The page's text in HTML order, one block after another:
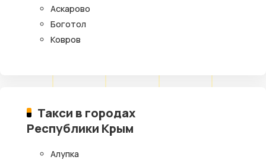
Аскарово
Боготол
Ковров
Такси в городах
Республики Крым
Алупка